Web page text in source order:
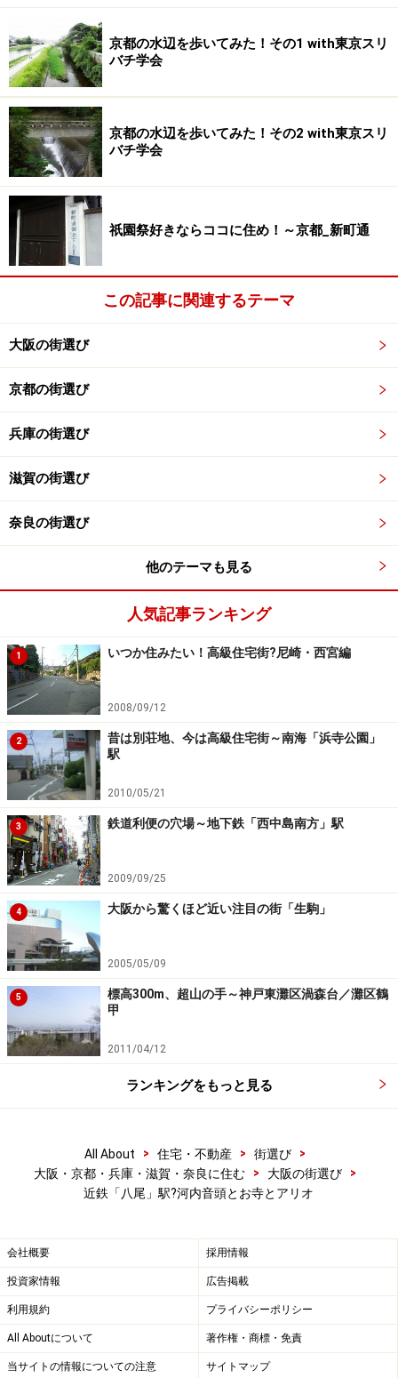
難波・鶴橋への移動が便利
駅舎や駅前の周辺はとても庶民的な雰囲気
河内音頭というと河内家菊水丸よろしくコテコテの大阪
イメージですが、ここ「近鉄八尾」駅から大阪への玄関
口となるのは難波と鶴橋。隣接文化圏もコテコテイメー
ジは踏襲されています。余談ではありますが、河内音頭
のみならず河内家菊水丸さんも八尾市出身です。
シュ。大阪市内のターミナル駅である「鶴橋」駅・「近
鉄難波」駅へは各々10分・15分程度。鶴橋ではJR環状線
る「上本町」駅で下車すれば大阪市営地下鉄谷町線への
乗り換えができます。ラッシュ時には準急・普通合わせ
ると5～6分に1本の列車が停車することも考えると、電
車を使った通勤通学の移動は相当便利といえるでしょ
う。
尾」駅があります。「近鉄八尾」駅の南側に住むなら
奈良方面へは自転車利用でJR「八尾」駅利用が便利で
す。
生活至便も車移動には要注意
（上）歩車道分離していないためか一本入ると車通は少な
い（下）幹線道路は混雑が多くみられる
「近鉄八尾」駅周辺は市の中心地ということもあり
市役所、八尾市文化会館（プリズムホール）
体育館、などの公共施設が近所にそろいます。あとで詳
しく触れますが買物施設についても、駅北側の大規模商
業施設、西側の商店街、駅の近くに集積。周辺には高低
差もないため徒歩・自転車での移動はいたって便利で
の2Km程西側には近畿自動車の八尾ICがあります。ここ
を経由して堺・和歌山方面へは阪和道、奈良（大和郡
間違わなければスムーズに移動ができます。
「時間帯を……」といいましたが、この八尾ICは渋滞多発
地帯。阪和道・西名阪道からは八尾本線料金所が控えて
おり、また、中央環状線との合流もあるためかなりの交
通量です。
京都の水辺を歩いてみた！その1 with東京スリ
バチ学会
京都の水辺を歩いてみた！その2 with東京スリ
バチ学会
祇園祭好きならココに住め！～京都_新町通
この記事に関連するテーマ
大阪の街選び
京都の街選び
兵庫の街選び
滋賀の街選び
奈良の街選び
他のテーマも見る
人気記事ランキング
1 いつか住みたい！高級住宅街?尼崎・西宮編
2008/09/12
2
昔は別荘地、今は高級住宅街～南海「浜寺公園」
駅
2010/05/21
3 鉄道利便の穴場～地下鉄「西中島南方」駅
2009/09/25
4 大阪から驚くほど近い注目の街「生駒」
2005/05/09
5
標高300m、超山の手～神戸東灘区渦森台／灘区鶴
甲
2011/04/12
ランキングをもっと見る
All About > 住宅・不動産 > 街選び
>
大阪・京都・兵庫・滋賀・奈良に住む
> 大阪の街選び
>
近鉄「八尾」駅?河内音頭とお寺とアリオ
会社概要 採用情報
投資家情報 広告掲載
利用規約 プライバシーポリシー
All Aboutについて 著作権・商標・免責
当サイトの情報についての注意 サイトマップ